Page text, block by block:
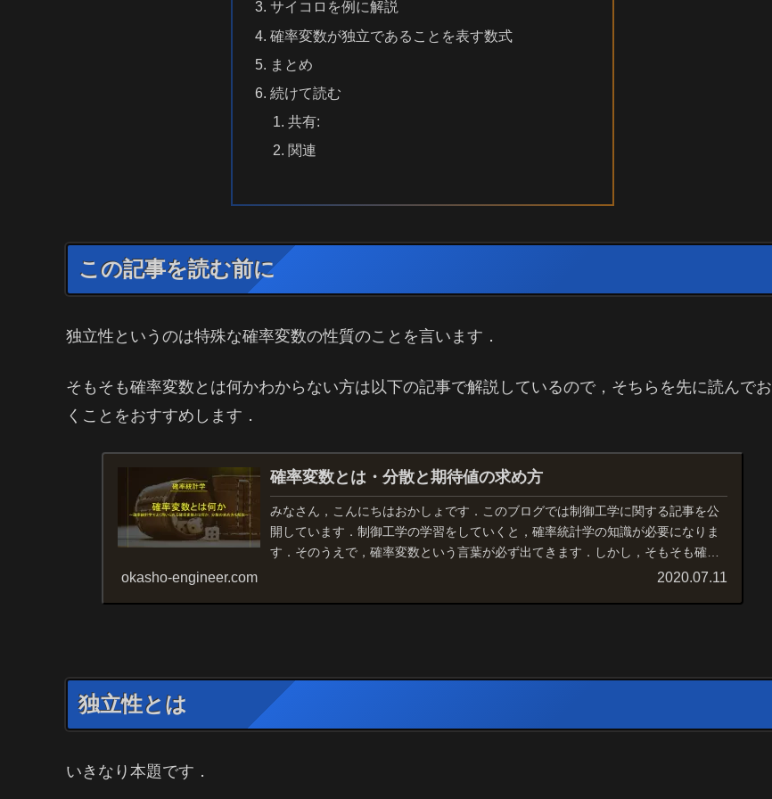
サイコロを例に解説
確率変数が独立であることを表す数式
まとめ
続けて読む
共有:
関連
この記事を読む前に
独立性というのは特殊な確率変数の性質のことを言います．
そもそも確率変数とは何かわからない方は以下の記事で解説しているので，そちらを先に読んでお
くことをおすすめします．
確率変数とは・分散と期待値の求め方
みなさん，こんにちはおかしょです．このブログでは制御工学に関する記事を公
開しています．制御工学の学習をしていくと，確率統計学の知識が必要になりま
す．そのうえで，確率変数という言葉が必ず出てきます．しかし，そもそも確率
okasho-engineer.com 2020.07.11
独立性とは
いきなり本題です．